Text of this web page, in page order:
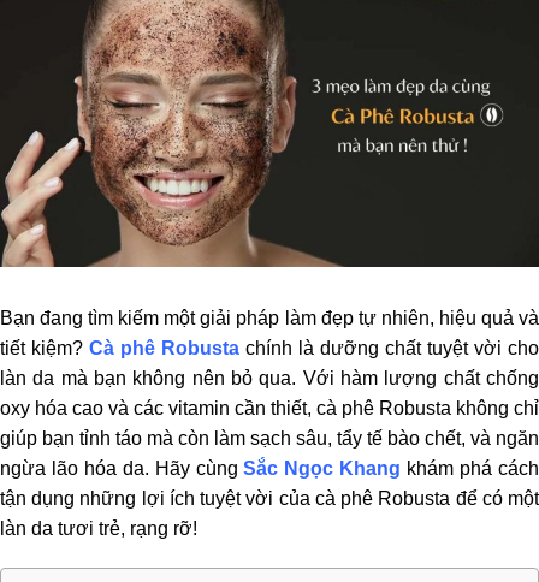
Bạn đang tìm kiếm một giải pháp làm đẹp tự nhiên, hiệu quả và
tiết kiệm? Cà phê Robusta chính là dưỡng chất tuyệt vời cho
làn da mà bạn không nên bỏ qua. Với hàm lượng chất chống
oxy hóa cao và các vitamin cần thiết, cà phê Robusta không chỉ
giúp bạn tỉnh táo mà còn làm sạch sâu, tẩy tế bào chết, và ngăn
ngừa lão hóa da. Hãy cùngSắc Ngọc Khang khám phá cách
tận dụng những lợi ích tuyệt vời của cà phê Robusta để có một
làn da tươi trẻ, rạng rỡ!